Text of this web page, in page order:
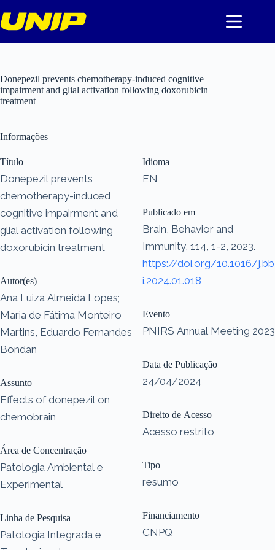
para
o
Donepezil prevents chemotherapy-induced cognitive
impairment and glial activation following doxorubicin
treatment
Informações
Título
Donepezil prevents
chemotherapy-induced
cognitive impairment and
glial activation following
doxorubicin treatment
Autor(es)
Ana Luiza Almeida Lopes;
Maria de Fátima Monteiro
Martins, Eduardo Fernandes
Bondan
Assunto
Effects of donepezil on
chemobrain
Área de Concentração
Patologia Ambiental e
Experimental
Linha de Pesquisa
Patologia Integrada e
Idioma
EN
Publicado em
Brain, Behavior and
Immunity, 114, 1-2, 2023.
https://doi.org/10.1016/j.bb
i.2024.01.018
Evento
PNIRS Annual Meeting 2023
Data de Publicação
24/04/2024
Direito de Acesso
Acesso restrito
Tipo
resumo
Financiamento
CNPQ